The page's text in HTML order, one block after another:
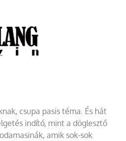
csupa pasis téma. És hát
indító, mint a döglesztő
amik sok-sok